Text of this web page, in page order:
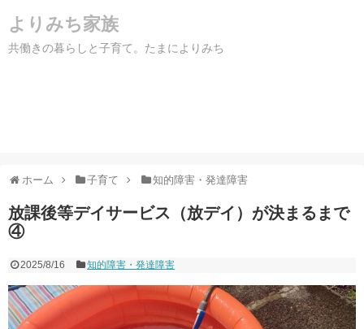
よりみち家族
共働きの暮らしと子育て。たまによりみち
ホーム 子育て 知的障害・発達障害
放課後等デイサービス（放デイ）が決まるまで
④
2025/8/16 知的障害・発達障害